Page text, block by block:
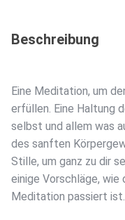
Beschreibung
Eine Meditation, um
erfüllen. Eine Haltung
selbst und allem was
des sanften
Stille, um ganz zu dir
einige Vorschläge, wie
Meditation passiert ist.